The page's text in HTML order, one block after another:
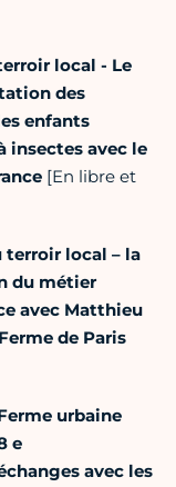
local - Le
des
enfants
insectes avec le
[En libre et
terroir local – la
du métier
avec Matthieu
de Paris
urbaine
e
avec les